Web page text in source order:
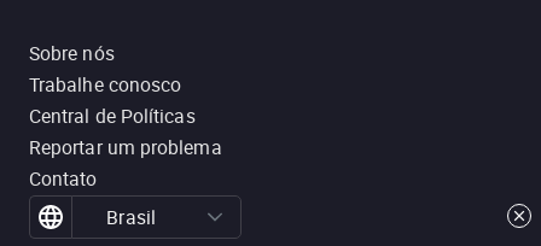
Sobre nós
Trabalhe conosco
Central de Políticas
Reportar um problema
Contato
Brasil